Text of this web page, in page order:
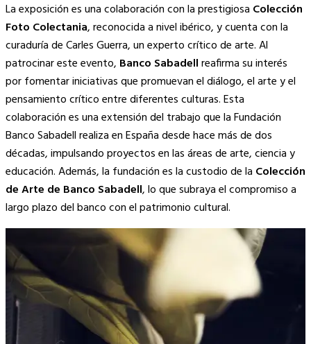
La exposición es una colaboración con la prestigiosa Colección
Foto Colectania, reconocida a nivel ibérico, y cuenta con la
curaduría de Carles Guerra, un experto crítico de arte. Al
patrocinar este evento, Banco Sabadellreafirma su interés
por fomentar iniciativas que promuevan el diálogo, el arte y el
pensamiento crítico entre diferentes culturas. Esta
colaboración es una extensión del trabajo que la Fundación
Banco Sabadell realiza en España desde hace más de dos
décadas, impulsando proyectos en las áreas de arte, ciencia y
educación. Además, la fundación es la custodio de la Colección
de Arte de Banco Sabadell, lo que subraya el compromiso a
largo plazo del banco con el patrimonio cultural.